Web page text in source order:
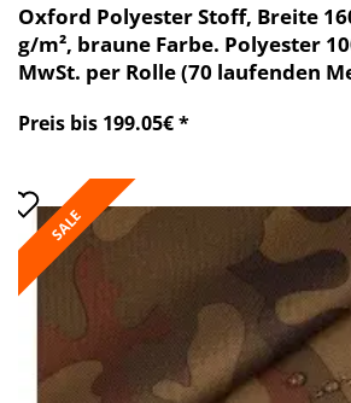
Oxford Polyester Stoff, Breite
g/m², braune Farbe. Polyester
MwSt. per Rolle (70 laufenden
Preis bis 199.05€ *
SALE